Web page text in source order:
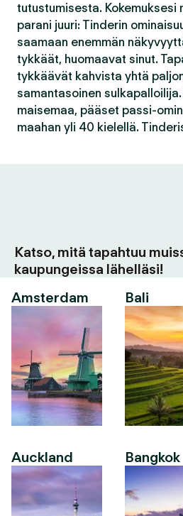
tutustumisesta.
parani juuri: Tinderin
saamaan enemmän
tykkäät, huomaavat sinut.
tykkäävät kahvista yhtä
samantasoinen
maisemaa, pääset passi-
maahan yli 40 kielellä.
Katso, mitä tapahtuu
kaupungeissa lähelläsi!
Amsterdam
Auckland
Bali
Bangkok